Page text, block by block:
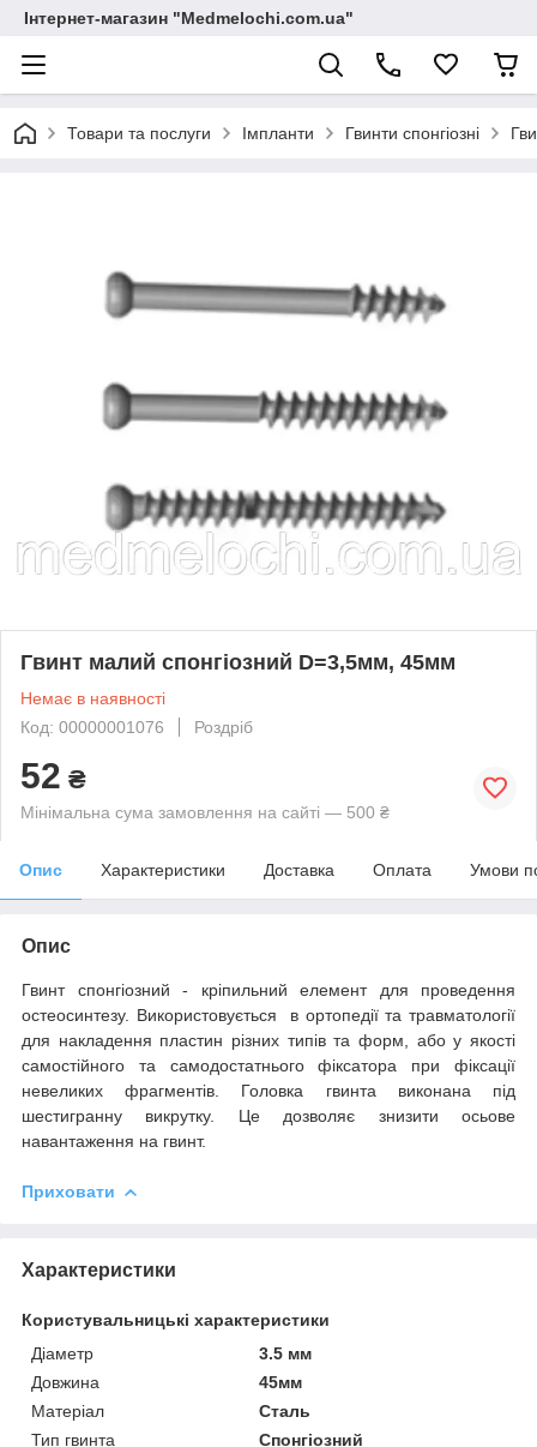
Інтернет-магазин "Medmelochi.com.ua"
Товари та послуги Імпланти Гвинти спонгіозні
Гвинт малий спонгіозний D=3,5мм, 45мм
Немає в наявності
Код: 00000001076
Роздріб
52 ₴
Мінімальна сума замовлення на сайті — 500 ₴
Опис Характеристики Доставка Оплата Умови
Опис
Гвинт спонгіозний - кріпильний елемент для проведення
остеосинтезу. Використовується в ортопедії та травматології
для накладення пластин різних типів та форм, або у якості
самостійного та самодостатнього фіксатора при фіксації
невеликих фрагментів. Головка гвинта виконана під
шестигранну викрутку. Це дозволяє знизити осьове
навантаження на гвинт.
Приховати
Характеристики
Користувальницькі характеристики
Діаметр
3.5 мм
Довжина
45мм
Матеріал
Сталь
Тип гвинта
Спонгіозний